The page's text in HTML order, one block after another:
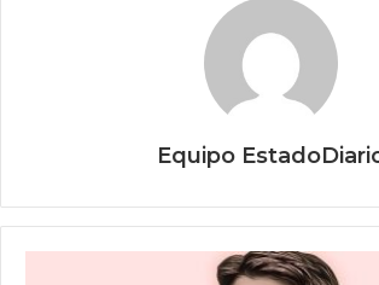
Equipo